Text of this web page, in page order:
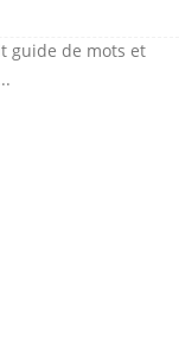
guide de mots et